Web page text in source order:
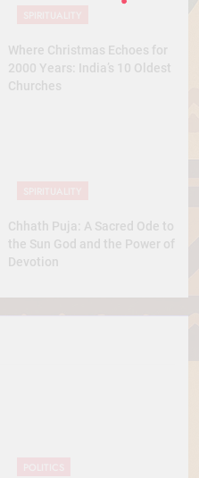
Where Christmas Echoes for
2000 Years: India’s 10 Oldest
Churches
Chhath Puja: A Sacred Ode to
the Sun God and the Power of
Devotion